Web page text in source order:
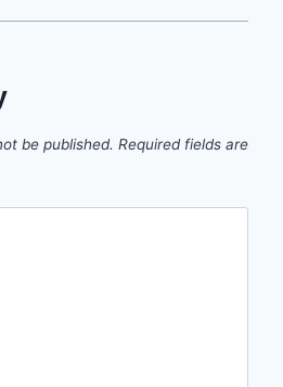
be published. Required fields are